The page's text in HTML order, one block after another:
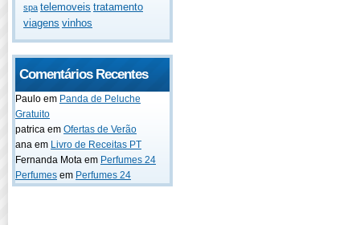
spa telemoveis tratamento
viagens vinhos
Comentários Recentes
Paulo em Panda de Peluche
Gratuito
patrica em Ofertas de Verão
ana em Livro de Receitas PT
Fernanda Mota em Perfumes 24
Perfumes em Perfumes 24